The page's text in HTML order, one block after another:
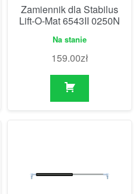
Zamiennik dla Stabilus
Lift-O-Mat 6543II 0250N
Na stanie
159.00zł